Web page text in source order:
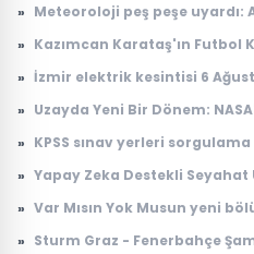
» Meteoroloji peş peşe uyardı:
» Kazımcan Karataş'ın Futbol
» İzmir elektrik kesintisi 6
listesi duyuruldu
» Uzayda Yeni Bir Dönem:
» KPSS sınav yerleri sorgulama
» Yapay Zeka Destekli Seyahat
» Var Mısın Yok Musun yeni
» Sturm Graz - Fenerbahçe